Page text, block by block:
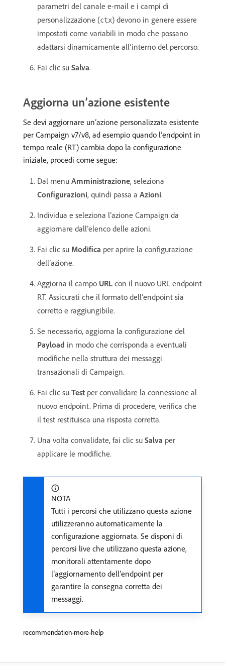
parametri del canale e-mail e i campi di
personalizzazione (ctx) devono in genere essere
impostati come variabili in modo che possano
adattarsi dinamicamente all’interno del percorso.
Fai clic su Salva.
Aggiorna un’azione esistente
Se devi aggiornare un’azione personalizzata esistente
per Campaign v7/v8, ad esempio quando l’endpoint in
tempo reale (RT) cambia dopo la configurazione
iniziale, procedi come segue:
Dal menu Amministrazione, seleziona
Configurazioni, quindi passa a Azioni.
Individua e seleziona l’azione Campaign da
aggiornare dall’elenco delle azioni.
Fai clic su Modifica per aprire la configurazione
dell’azione.
Aggiorna il campo URL con il nuovo URL endpoint
RT. Assicurati che il formato dell’endpoint sia
corretto e raggiungibile.
Se necessario, aggiorna la configurazione del
Payload in modo che corrisponda a eventuali
modifiche nella struttura dei messaggi
transazionali di Campaign.
Fai clic su Test per convalidare la connessione al
nuovo endpoint. Prima di procedere, verifica che
il test restituisca una risposta corretta.
Una volta convalidate, fai clic su Salva per
applicare le modifiche.
NOTA
Tutti i percorsi che utilizzano questa azione
utilizzeranno automaticamente la
configurazione aggiornata. Se disponi di
percorsi live che utilizzano questa azione,
monitorali attentamente dopo
l’aggiornamento dell’endpoint per
garantire la consegna corretta dei
messaggi.
recommendation-more-help